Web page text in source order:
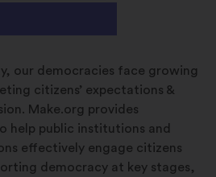
our democracies face growing
citizens’ expectations &
Make.org provides
help public institutions and
effectively engage citizens
democracy at key stages,